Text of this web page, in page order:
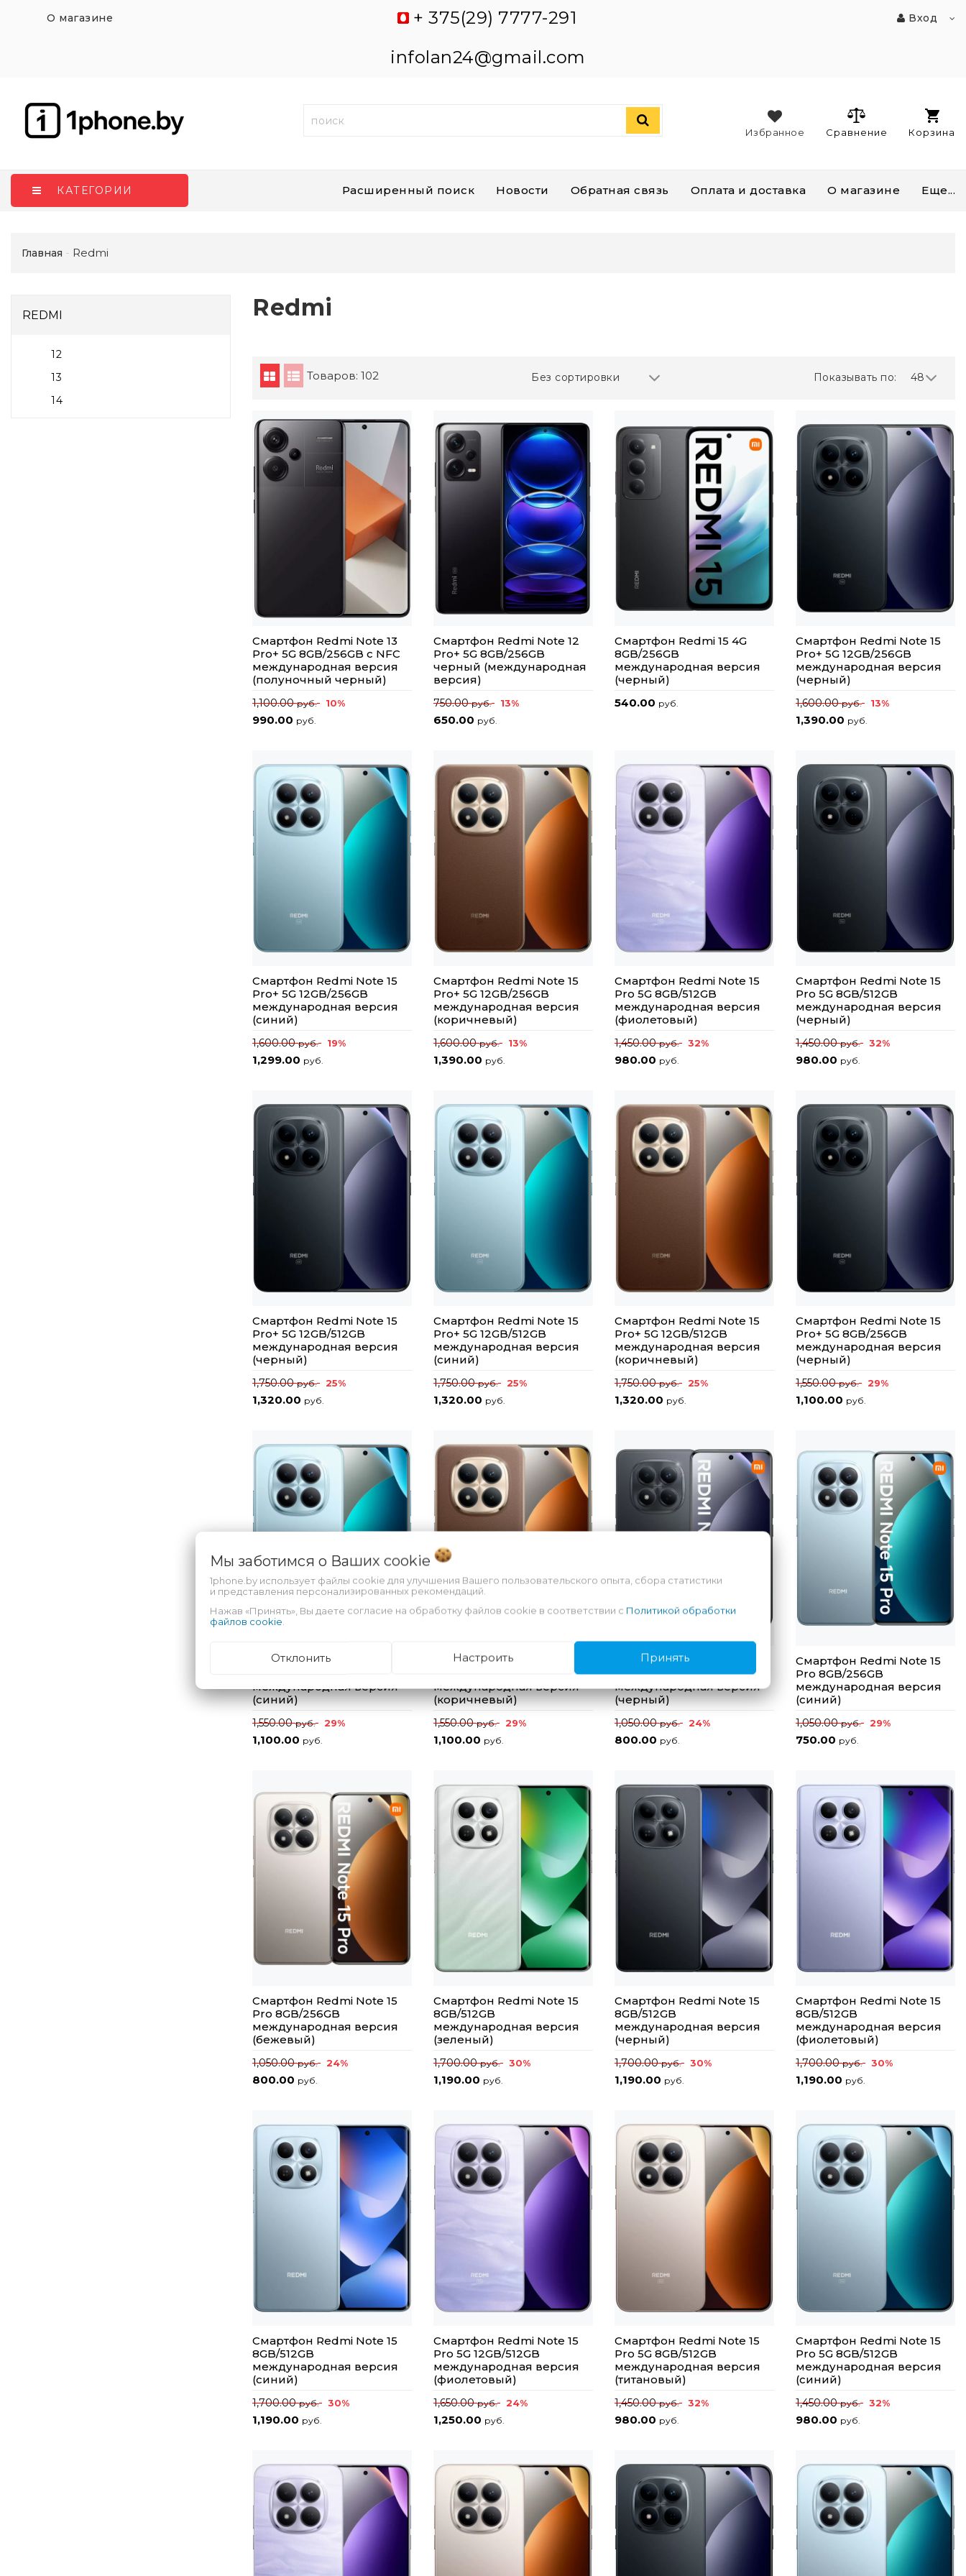
О магазине
+ 375(29) 7777-291
infolan24@gmail.com
Вход
Корзина
Сравнение
Избранное
КАТЕГОРИИ Расширенный поиск Новости Обратная связь Оплата и доставка О магазине Еще...
Главная Redmi
REDMI
12
13
14
Redmi
Товаров: 102 Показывать по: 48
Без сортировки
Смартфон Redmi Note 13
Pro+ 5G 8GB/256GB с NFC
международная версия
(полуночный черный)
1,100.00руб. 10%
990.00 руб.
Смартфон Redmi Note 12
Pro+ 5G 8GB/256GB
черный (международная
версия)
750.00руб. 13%
650.00 руб.
Смартфон Redmi 15 4G
8GB/256GB
международная версия
(черный)
540.00 руб.
Смартфон Redmi Note 15
Pro+ 5G 12GB/256GB
международная версия
(черный)
1,600.00руб. 13%
1,390.00 руб.
Смартфон Redmi Note 15
Pro+ 5G 12GB/256GB
международная версия
(синий)
1,600.00руб. 19%
1,299.00 руб.
Смартфон Redmi Note 15
Pro+ 5G 12GB/256GB
международная версия
(коричневый)
1,600.00руб. 13%
1,390.00 руб.
Смартфон Redmi Note 15
Pro 5G 8GB/512GB
международная версия
(фиолетовый)
1,450.00руб. 32%
980.00 руб.
Смартфон Redmi Note 15
Pro 5G 8GB/512GB
международная версия
(черный)
1,450.00руб. 32%
980.00 руб.
Смартфон Redmi Note 15
Pro+ 5G 12GB/512GB
международная версия
(черный)
1,750.00руб. 25%
1,320.00 руб.
Смартфон Redmi Note 15
Pro+ 5G 12GB/512GB
международная версия
(синий)
1,750.00руб. 25%
1,320.00 руб.
Смартфон Redmi Note 15
Pro+ 5G 12GB/512GB
международная версия
(коричневый)
1,750.00руб. 25%
1,320.00 руб.
Смартфон Redmi Note 15
Pro+ 5G 8GB/256GB
международная версия
(черный)
1,550.00руб. 29%
1,100.00 руб.
Смартфон Redmi Note 15
международная версия
(синий)
1,550.00руб. 29%
1,100.00 руб.
Смартфон Redmi Note 15
международная версия
(коричневый)
1,550.00руб. 29%
1,100.00 руб.
Смартфон Redmi Note 15
Pro 8GB/256GB
международная версия
(черный)
1,050.00руб. 24%
800.00 руб.
Смартфон Redmi Note 15
Pro 8GB/256GB
международная версия
(синий)
1,050.00руб. 29%
750.00 руб.
Смартфон Redmi Note 15
Pro 8GB/256GB
международная версия
(бежевый)
1,050.00руб. 24%
800.00 руб.
Смартфон Redmi Note 15
8GB/512GB
международная версия
(зеленый)
1,700.00руб. 30%
1,190.00 руб.
Смартфон Redmi Note 15
8GB/512GB
международная версия
(черный)
1,700.00руб. 30%
1,190.00 руб.
Смартфон Redmi Note 15
8GB/512GB
международная версия
(фиолетовый)
1,700.00руб. 30%
1,190.00 руб.
Смартфон Redmi Note 15
8GB/512GB
международная версия
(синий)
1,700.00руб. 30%
1,190.00 руб.
Смартфон Redmi Note 15
Pro 5G 12GB/512GB
международная версия
(фиолетовый)
1,650.00руб. 24%
1,250.00 руб.
Смартфон Redmi Note 15
Pro 5G 8GB/512GB
международная версия
(титановый)
1,450.00руб. 32%
980.00 руб.
Смартфон Redmi Note 15
Pro 5G 8GB/512GB
международная версия
(синий)
1,450.00руб. 32%
980.00 руб.
Мы заботимся о Ваших cookie
1phone.by использует файлы cookie для улучшения Вашего пользовательского опыта, сбора статистики
и представления персонализированных рекомендаций.
Нажав «Принять», Вы даете согласие на обработку файлов cookie в соответствии с Политикой обработки
файлов cookie
Отклонить Настроить Принять